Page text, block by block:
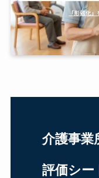
介護事業
評価シー